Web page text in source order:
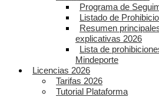
Programa de
Listado de
Resumen
explicativas 2026
Lista de
Mindeporte
Licencias 2026
Tarifas 2026
Tutorial Plataforma